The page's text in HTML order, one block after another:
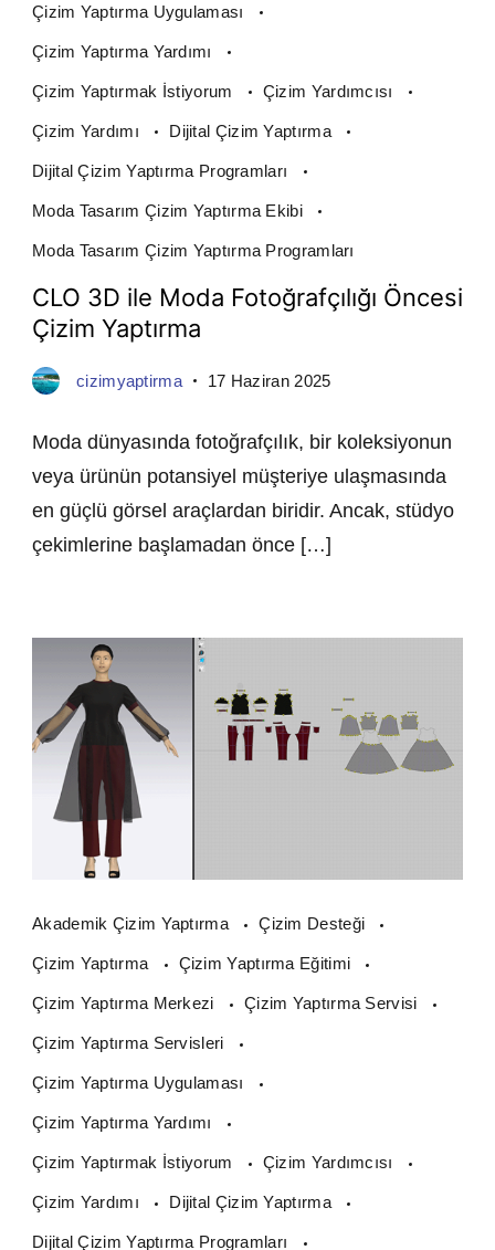
Çizim Yaptırma Uygulaması
Çizim Yaptırma Yardımı
Çizim Yaptırmak İstiyorum Çizim Yardımcısı
Çizim Yardımı Dijital Çizim Yaptırma
Dijital Çizim Yaptırma Programları
Moda Tasarım Çizim Yaptırma Ekibi
Moda Tasarım Çizim Yaptırma Programları
CLO 3D ile Moda Fotoğrafçılığı Öncesi
Çizim Yaptırma
cizimyaptirma 17 Haziran 2025
Moda dünyasında fotoğrafçılık, bir koleksiyonun
veya ürünün potansiyel müşteriye ulaşmasında
en güçlü görsel araçlardan biridir. Ancak, stüdyo
çekimlerine başlamadan önce […]
Akademik Çizim Yaptırma Çizim Desteği
Çizim Yaptırma Çizim Yaptırma Eğitimi
Çizim Yaptırma Merkezi Çizim Yaptırma Servisi
Çizim Yaptırma Servisleri
Çizim Yaptırma Uygulaması
Çizim Yaptırma Yardımı
Çizim Yaptırmak İstiyorum Çizim Yardımcısı
Çizim Yardımı Dijital Çizim Yaptırma
Dijital Çizim Yaptırma Programları